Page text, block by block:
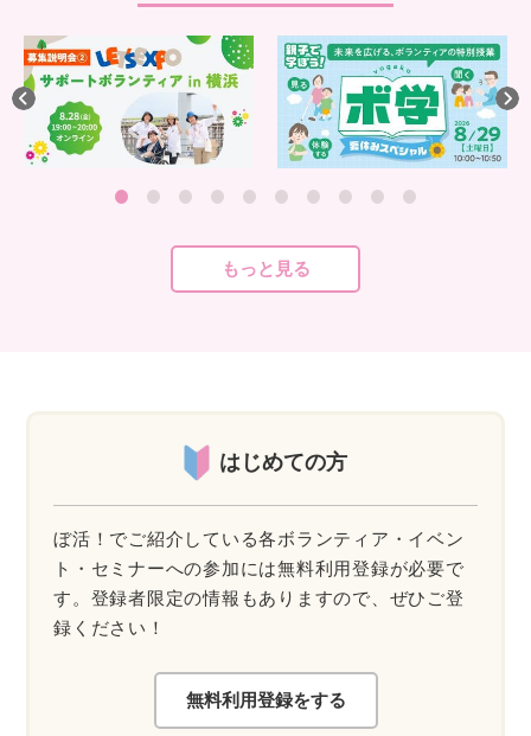
もっと見る
はじめての方
ぼ活！でご紹介している各ボランティア・イベン
ト・セミナーへの参加には無料利用登録が必要で
す。登録者限定の情報もありますので、ぜひご登
録ください！
無料利用登録をする